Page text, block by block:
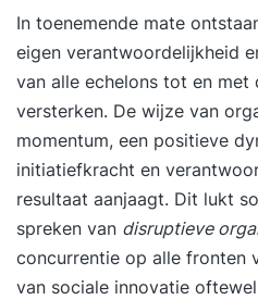
In toenemende mate
eigen verantwoordelijkheid
van alle echelons tot en
versterken. De wijze van
momentum, een positieve
initiatiefkracht en
resultaat aanjaagt. Dit lukt
spreken van disruptieve
concurrentie op alle fronten
van sociale innovatie